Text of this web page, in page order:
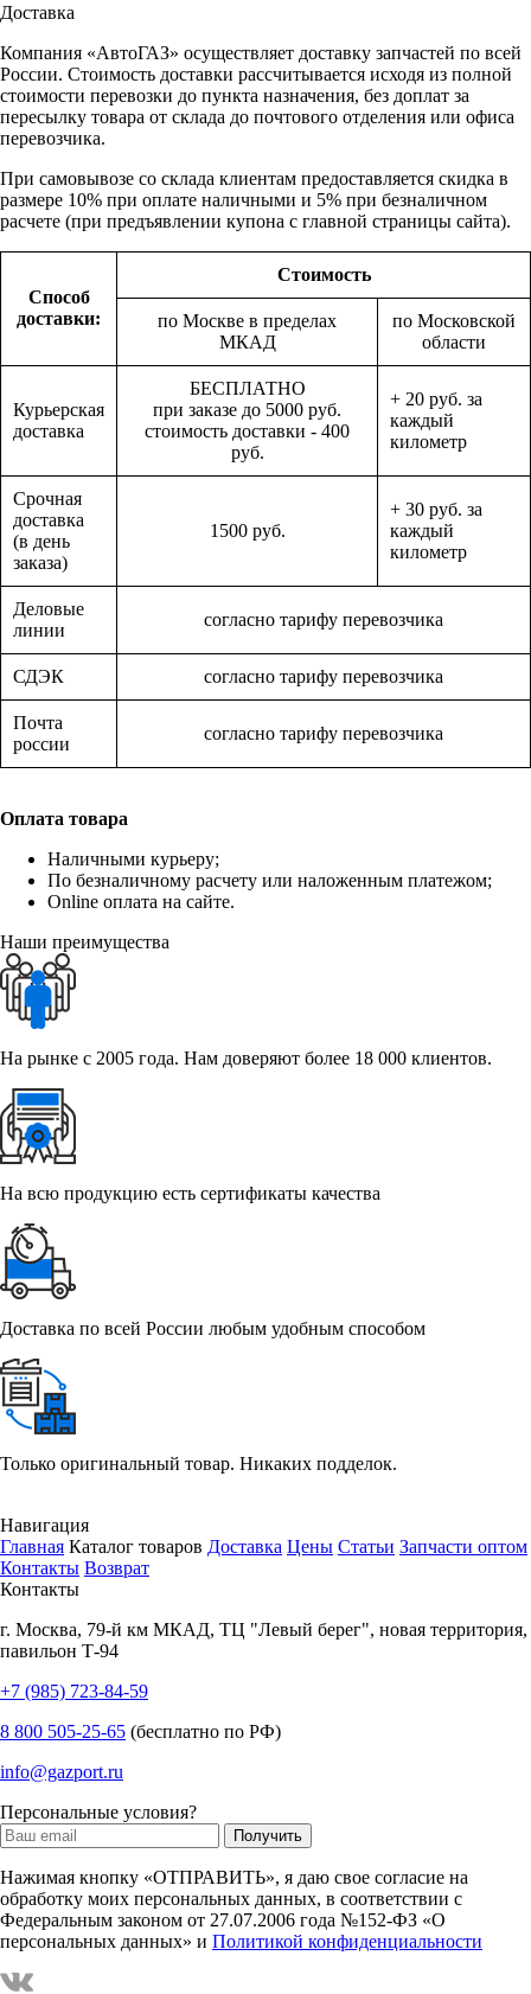
Доставка
Компания «АвтоГАЗ» осуществляет доставку запчастей по всей
России. Стоимость доставки рассчитывается исходя из полной
стоимости перевозки до пункта назначения, без доплат за
пересылку товара от склада до почтового отделения или офиса
перевозчика.
При самовывозе со склада клиентам предоставляется скидка в
размере 10% при оплате наличными и 5% при безналичном
расчете (при предъявлении купона с главной страницы сайта).
Способ
доставки:
Стоимость
по Москве в пределах
МКАД
по Московской
области
Курьерская
доставка
БЕСПЛАТНО
при заказе до 5000 руб.
стоимость доставки - 400
руб.
+ 20 руб. за
каждый
километр
Срочная
доставка
(в день
заказа)
1500 руб.
+ 30 руб. за
каждый
километр
Деловые
линии
согласно тарифу перевозчика
СДЭК согласно тарифу перевозчика
Почта
россии
согласно тарифу перевозчика
Оплата товара
Наличными курьеру;
По безналичному расчету или наложенным платежом;
Online оплата на сайте.
Наши преимущества
На рынке с 2005 года. Нам доверяют более 18 000 клиентов.
На всю продукцию есть сертификаты качества
Доставка по всей России любым удобным способом
Только оригинальный товар. Никаких подделок.
Навигация
Главная Каталог товаров Доставка Цены Статьи Запчасти оптом
Контакты Возврат
Контакты
г. Москва, 79-й км МКАД, ТЦ "Левый берег", новая территория,
павильон Т-94
+7 (985) 723-84-59
8 800 505-25-65 (бесплатно по РФ)
info@gazport.ru
Персональные условия?
Нажимая кнопку «ОТПРАВИТЬ», я даю свое согласие на
обработку моих персональных данных, в соответствии с
Федеральным законом от 27.07.2006 года №152-ФЗ «О
персональных данных» и Политикой конфиденциальности